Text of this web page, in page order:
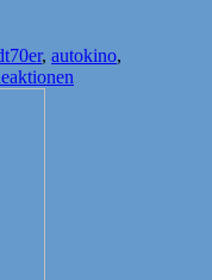
Schlagwörter
70er, autokino,